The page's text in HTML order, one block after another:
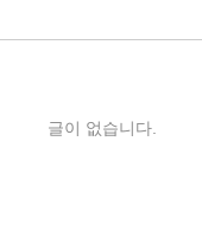
글이 없습니다.